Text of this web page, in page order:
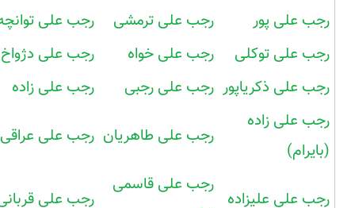
رجب علی پور رجب علی ترمشی
رجب علی
رجب علی توکلی
رجب علی خواه
رجب علی دژواخ
رجب علی ذکریاپور رجب علی رجبی
رجب علی زاده
رجب علی زاده
(بایرام)
رجب علی طاهریان رجب علی عراقی
رجب علی علیزاده
رجب علی قاسمی
رجب علی